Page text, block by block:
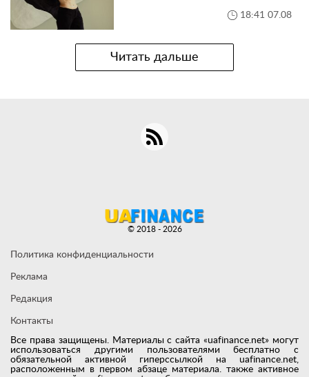
18:41 07.08
Читать дальше
Все права защищены. Материалы с сайта «uafinance.net» могут
использоваться другими пользователями бесплатно с
обязательной активной гиперссылкой на uafinance.net,
расположенным в первом абзаце материала. также активное
Политика конфиденциальности
Реклама
Редакция
Контакты
© 2018 - 2026